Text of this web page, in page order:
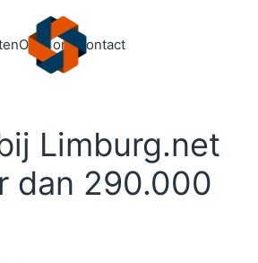
Over onsContact
Limburg.net
dan 290.000